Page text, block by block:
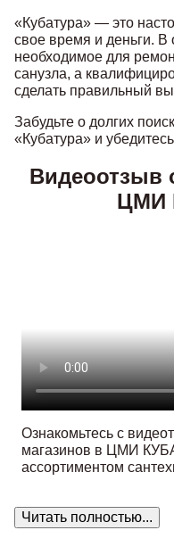
«Кубатура» — это
свое время и деньги.
необходимое для
санузла, а
сделать правильный
Забудьте о долгих
«Кубатура» и
Видеоотзыв
ЦМИ
Ознакомьтесь с
магазинов в ЦМИ
ассортиментом
Читать полностью...